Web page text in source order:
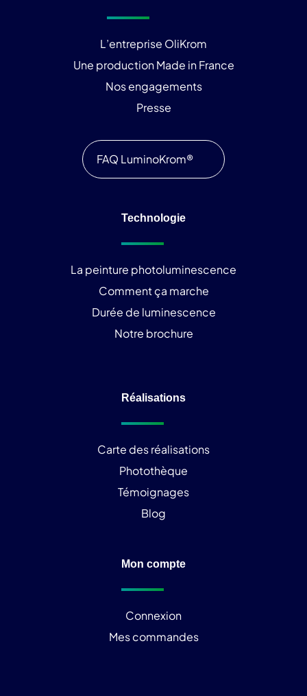
L’entreprise OliKrom
Une production Made in France
Nos engagements
Presse
FAQ LuminoKrom®
Technologie
La peinture photoluminescence
Comment ça marche
Durée de luminescence
Notre brochure
Réalisations
Carte des réalisations
Photothèque
Témoignages
Blog
Mon compte
Connexion
Mes commandes